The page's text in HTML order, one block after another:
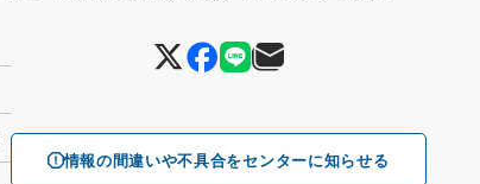
情報の間違いや不具合をセンターに知らせる